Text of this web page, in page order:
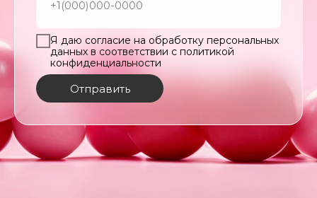
Я даю согласие на обработку персональных
данных в соответствии с политикой
конфиденциальности
Отправить